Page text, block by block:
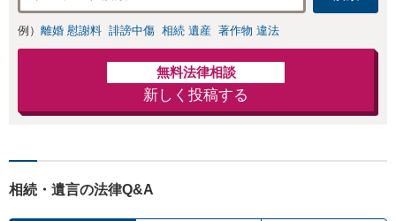
例） 離婚 慰謝料 誹謗中傷 相続 遺産 著作物 違法
無料法律相談
新しく投稿する
相続・遺言の法律Q&A